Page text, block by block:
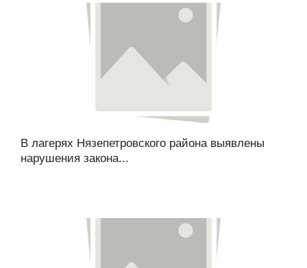
В лагерях Нязепетровского района выявлены
нарушения закона...